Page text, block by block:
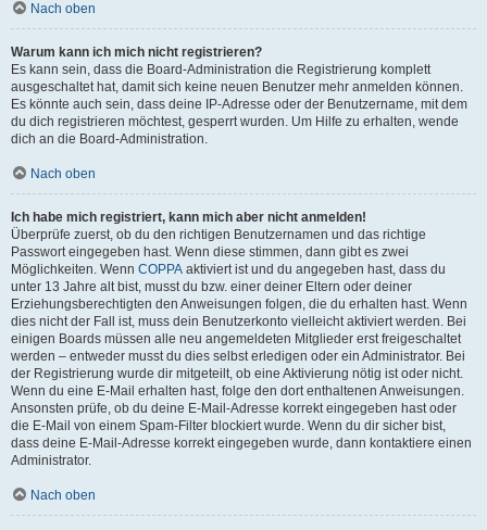
Nach oben
Warum kann ich mich nicht registrieren?
Es kann sein, dass die Board-Administration die Registrierung komplett
ausgeschaltet hat, damit sich keine neuen Benutzer mehr anmelden können.
Es könnte auch sein, dass deine IP-Adresse oder der Benutzername, mit dem
du dich registrieren möchtest, gesperrt wurden. Um Hilfe zu erhalten, wende
dich an die Board-Administration.
Nach oben
Ich habe mich registriert, kann mich aber nicht anmelden!
Überprüfe zuerst, ob du den richtigen Benutzernamen und das richtige
Passwort eingegeben hast. Wenn diese stimmen, dann gibt es zwei
Möglichkeiten. Wenn COPPA aktiviert ist und du angegeben hast, dass du
unter 13 Jahre alt bist, musst du bzw. einer deiner Eltern oder deiner
Erziehungsberechtigten den Anweisungen folgen, die du erhalten hast. Wenn
dies nicht der Fall ist, muss dein Benutzerkonto vielleicht aktiviert werden. Bei
einigen Boards müssen alle neu angemeldeten Mitglieder erst freigeschaltet
werden – entweder musst du dies selbst erledigen oder ein Administrator. Bei
der Registrierung wurde dir mitgeteilt, ob eine Aktivierung nötig ist oder nicht.
Wenn du eine E-Mail erhalten hast, folge den dort enthaltenen Anweisungen.
Ansonsten prüfe, ob du deine E-Mail-Adresse korrekt eingegeben hast oder
die E-Mail von einem Spam-Filter blockiert wurde. Wenn du dir sicher bist,
dass deine E-Mail-Adresse korrekt eingegeben wurde, dann kontaktiere einen
Administrator.
Nach oben